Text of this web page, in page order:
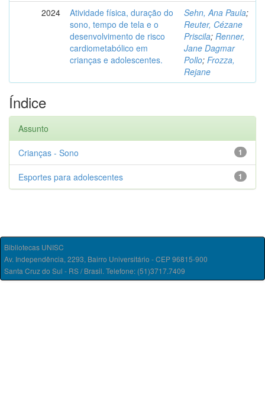
2024
Atividade física, duração do
sono, tempo de tela e o
desenvolvimento de risco
cardiometabólico em
crianças e adolescentes.
Sehn, Ana Paula;
Reuter, Cézane
Priscila; Renner,
Jane Dagmar
Pollo; Frozza,
Rejane
Índice
Assunto
1
Crianças - Sono
1
Esportes para adolescentes
Bibliotecas UNISC
Av. Independência, 2293, Bairro Universitário - CEP 96815-900
Santa Cruz do Sul - RS / Brasil. Telefone: (51)3717.7409